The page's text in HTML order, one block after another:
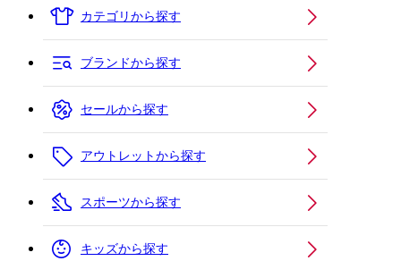
カテゴリから探す
ブランドから探す
セールから探す
アウトレットから探す
スポーツから探す
キッズから探す